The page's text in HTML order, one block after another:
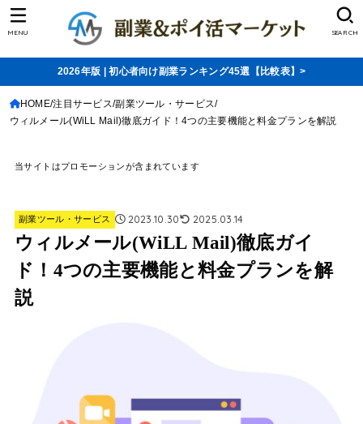
SEARCH
MENU
2026年版 | 初心者向け副業ランキング45選【比較表】>
HOME 注目サービス 副業ツール・サービス
ウィルメール(WiLL Mail)徹底ガイド！4つの主要機能と料金プランを解説
当サイトはプロモーションが含まれています
副業ツール・サービス 2023.10.30 2025.03.14
ウィルメール(WiLL Mail)徹底ガイ
ド！4つの主要機能と料金プランを解
説